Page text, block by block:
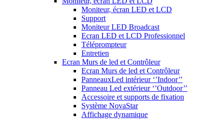
Moniteur, écran LED et LCD
Support
Moniteur LED Broadcast
Ecran LED et LCD Professionnel
Téléprompteur
Entretien
Ecran Murs de led et Contrôleur
Ecran Murs de led et Contrôleur
PanneauxLed intérieur ‘’Indoor’’
Panneau Led extérieur ‘’Outdoor’’
Accessoire et supports de fixation
Système NovaStar
Affichage dynamique